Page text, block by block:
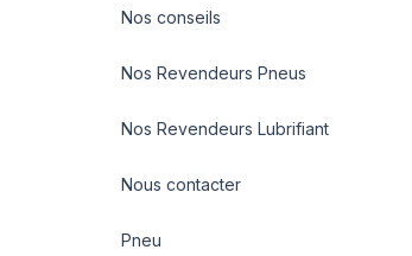
Nos conseils
Nos Revendeurs Pneus
Nos Revendeurs Lubrifiant
Nous contacter
Pneu